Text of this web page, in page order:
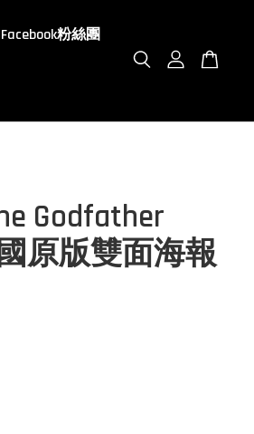
粉絲團
Godfather
原版雙面海報